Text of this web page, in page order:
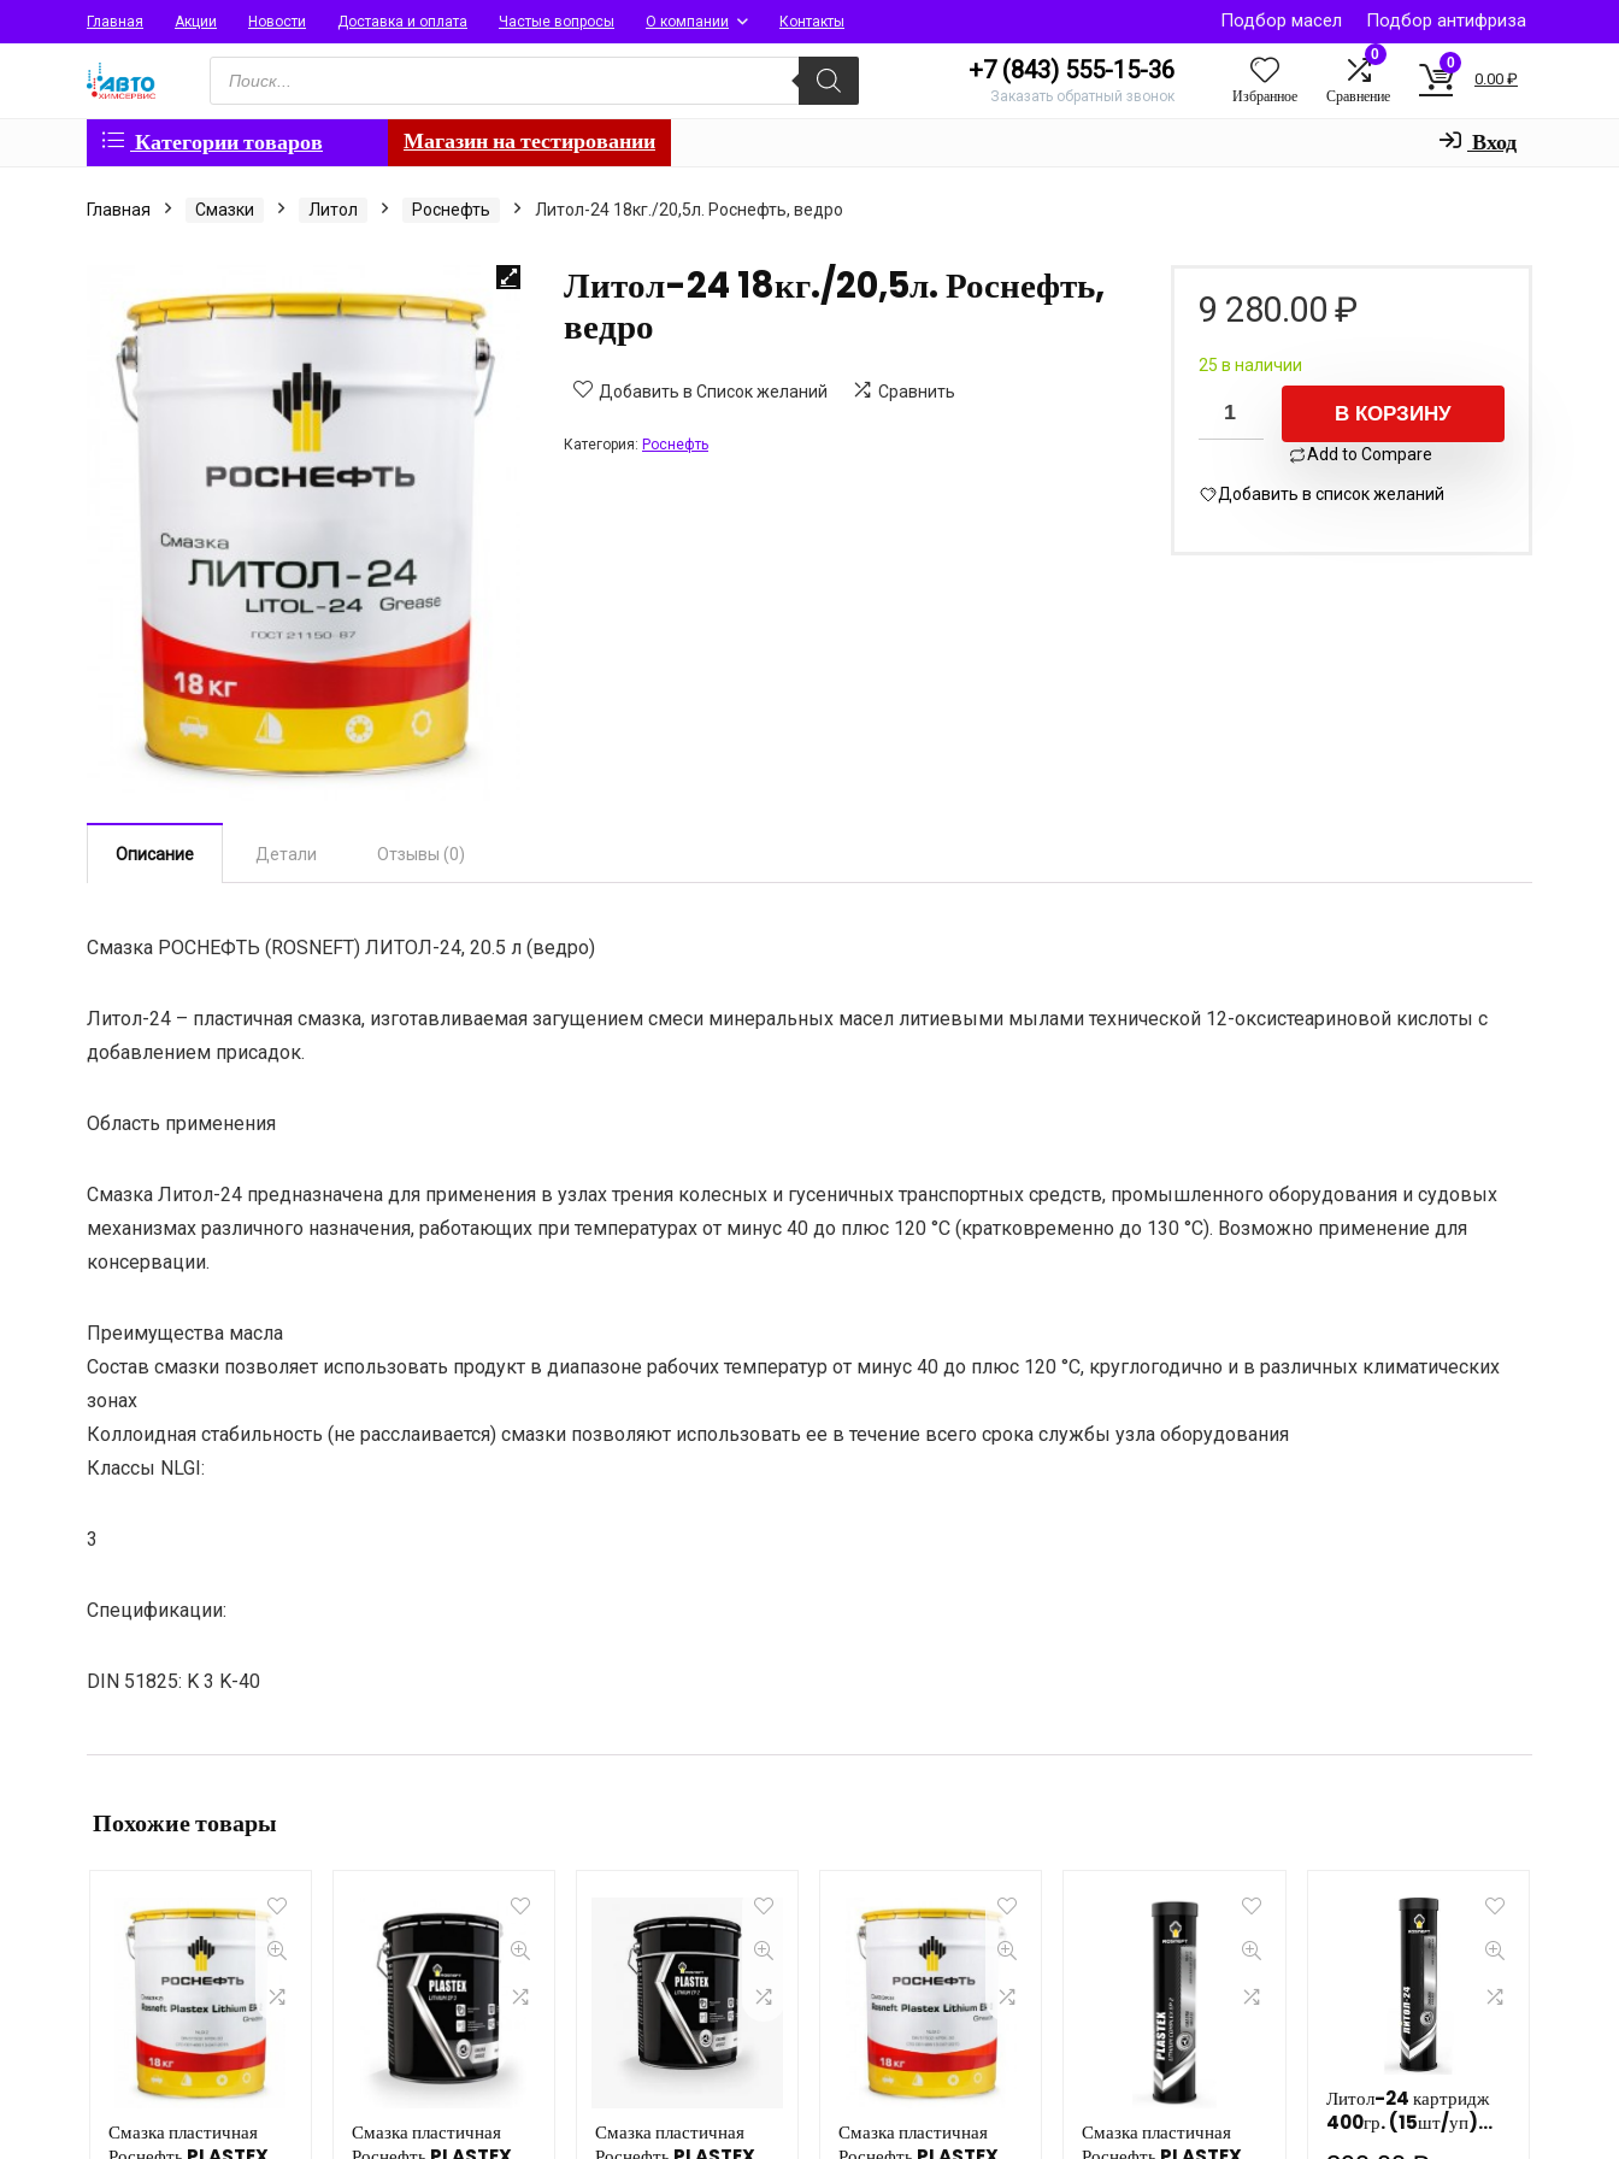
Главная Акции Новости Доставка и оплата Частые вопросы О компании Контакты Подбор масел
Подбор антифриза
Поиск
товаров
+7 (843) 555-15-36
Заказать обратный звонок Избранное
0
Сравнение
0
0.00 ₽
Категории товаров Магазин на тестировании Вход
Главная Смазки Литол Роснефть Литол-24 18кг./20,5л. Роснефть, ведро
Литол-24 18кг./20,5л. Роснефть,
ведро
Добавить в Список желаний Сравнить
Категория: Роснефть
9 280.00 ₽
25 в наличии
В КОРЗИНУ
Add to Compare
Добавить в список желаний
Описание Детали Отзывы (0)
Смазка РОСНЕФТЬ (ROSNEFT) ЛИТОЛ-24, 20.5 л (ведро)
Литол-24 – пластичная смазка, изготавливаемая загущением смеси минеральных масел литиевыми мылами технической 12-оксистеариновой кислоты с
добавлением присадок.
Область применения
Смазка Литол-24 предназначена для применения в узлах трения колесных и гусеничных транспортных средств, промышленного оборудования и судовых
механизмах различного назначения, работающих при температурах от минус 40 до плюс 120 °С (кратковременно до 130 °С). Возможно применение для
консервации.
Преимущества масла
Состав смазки позволяет использовать продукт в диапазоне рабочих температур от минус 40 до плюс 120 °C, круглогодично и в различных климатических
зонах
Коллоидная стабильность (не расслаивается) смазки позволяют использовать ее в течение всего срока службы узла оборудования
Классы NLGI:
3
Спецификации:
DIN 51825: K 3 K-40
Похожие товары
Смазка пластичная
Смазка пластичная
Смазка пластичная
Смазка пластичная
Смазка пластичная
Литол-24 картридж
400гр. (15шт/уп)